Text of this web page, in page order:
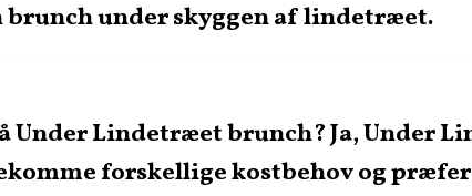
brunch under skyggen af lindetræet.
Lindetræet brunch? Ja, Under
forskellige kostbehov og